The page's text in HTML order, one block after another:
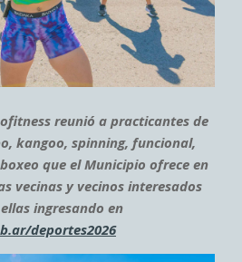
reunió a practicantes de
kangoo, spinning, funcional,
que el Municipio ofrece en
vecinas y vecinos interesados
ingresando en
deportes2026